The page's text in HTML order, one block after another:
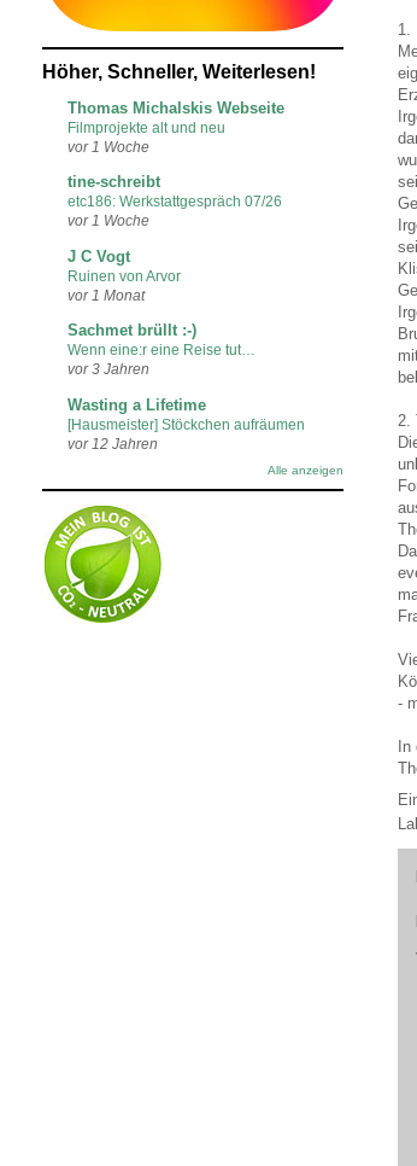
1.
2.
-
Höher, Schneller, Weiterlesen!
Thomas Michalskis Webseite
Filmprojekte alt und neu
vor 1 Woche
tine-schreibt
etc186: Werkstattgespräch 07/26
vor 1 Woche
J C Vogt
Ruinen von Arvor
vor 1 Monat
Sachmet brüllt :-)
Wenn eine:r eine Reise tut…
vor 3 Jahren
Wasting a Lifetime
[Hausmeister] Stöckchen aufräumen
vor 12 Jahren
Alle anzeigen